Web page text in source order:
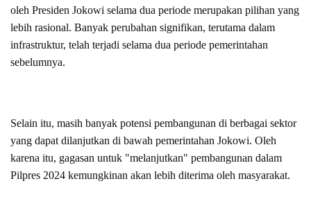
oleh Presiden Jokowi selama dua periode merupakan pilihan yang
lebih rasional. Banyak perubahan signifikan, terutama dalam
infrastruktur, telah terjadi selama dua periode pemerintahan
sebelumnya.
Selain itu, masih banyak potensi pembangunan di berbagai sektor
yang dapat dilanjutkan di bawah pemerintahan Jokowi. Oleh
karena itu, gagasan untuk "melanjutkan" pembangunan dalam
Pilpres 2024 kemungkinan akan lebih diterima oleh masyarakat.